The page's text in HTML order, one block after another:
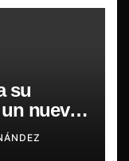
su
nuevo
de su
Blondie